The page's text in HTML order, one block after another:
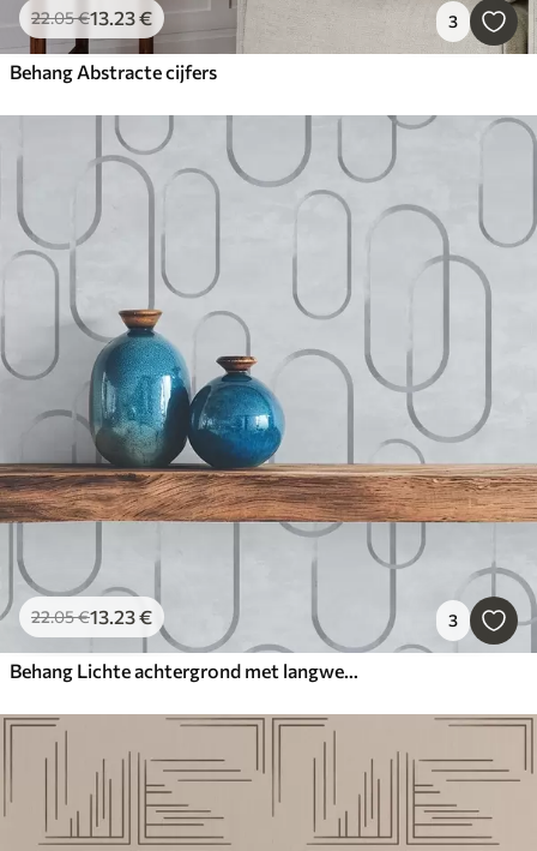
22.05€13.23€ 3
Behang Abstracte cijfers
22.05€13.23€ 3
Behang Lichte achtergrond met langwerpige ovalen, grijze contouren